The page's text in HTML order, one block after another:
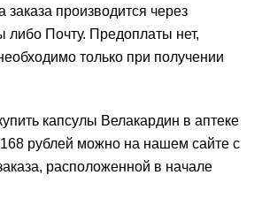
заказа производится через
либо Почту. Предоплаты нет,
только при получении
капсулы Велакардин в аптеке
рублей можно на нашем сайте с
расположенной в начале